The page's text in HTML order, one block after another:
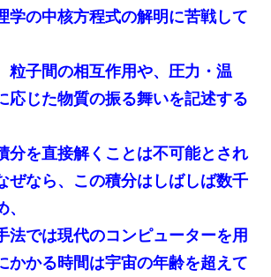
学の中核方程式の解明に苦戦して
粒子間の相互作用や、圧力・温
応じた物質の振る舞いを記述する
分を直接解くことは不可能とされ
ぜなら、この積分はしばしば数千
法では現代のコンピューターを用
かかる時間は宇宙の年齢を超えて